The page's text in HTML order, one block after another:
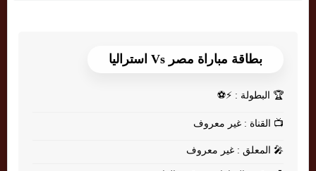
بطاقة مباراة مصر Vs استراليا
🏆 البطولة : ⚡⚽
📺 القناة : غير معروف
🎤 المعلق : غير معروف